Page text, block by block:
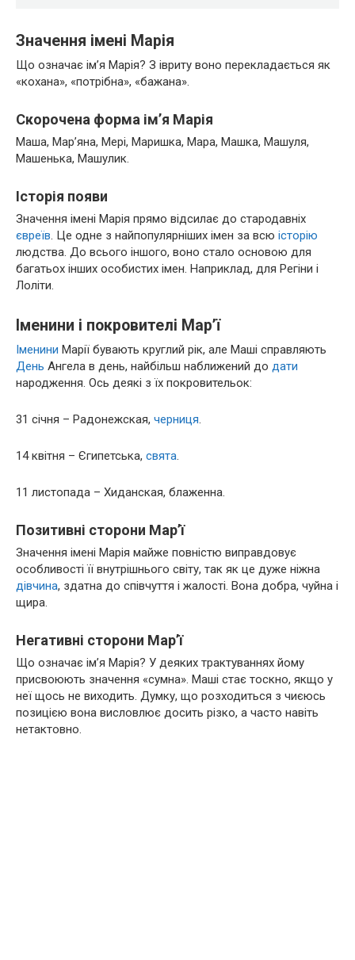
Значення імені Марія
Що означає ім’я Марія? З івриту воно перекладається як
«кохана», «потрібна», «бажана».
Скорочена форма ім’я Марія
Маша, Мар’яна, Мері, Маришка, Мара, Машка, Машуля,
Машенька, Машулик.
Історія появи
Значення імені Марія прямо відсилає до стародавніх
євреїв. Це одне з найпопулярніших імен за всю історію
людства. До всього іншого, воно стало основою для
багатьох інших особистих імен. Наприклад, для Регіни і
Лоліти.
Іменини і покровителі Мар’ї
Іменини Марії бувають круглий рік, але Маші справляють
День Ангела в день, найбільш наближений до дати
народження. Ось деякі з їх покровительок:
31 січня – Радонежская, черниця.
14 квітня – Єгипетська, свята.
11 листопада – Хиданская, блаженна.
Позитивні сторони Мар’ї
Значення імені Марія майже повністю виправдовує
особливості її внутрішнього світу, так як це дуже ніжна
дівчина, здатна до співчуття і жалості. Вона добра, чуйна і
щира.
Негативні сторони Мар’ї
Що означає ім’я Марія? У деяких трактуваннях йому
присвоюють значення «сумна». Маші стає тоскно, якщо у
неї щось не виходить. Думку, що розходиться з чиєюсь
позицією вона висловлює досить різко, а часто навіть
нетактовно.